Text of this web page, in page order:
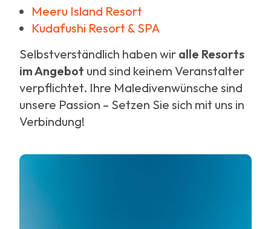
Meeru Island Resort
Kudafushi Resort & SPA
Selbstverständlich haben wir alle Resorts
im Angebot und sind keinem Veranstalter
verpflichtet. Ihre Maledivenwünsche sind
unsere Passion – Setzen Sie sich mit uns in
Verbindung!